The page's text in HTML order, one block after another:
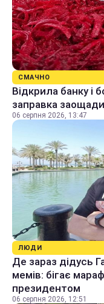
СМАЧНО
Відкрила банку і
заправка
06 серпня 2026, 13:47
ЛЮДИ
Де зараз дідусь
мемів: бігає
президентом
06 серпня 2026, 12:51